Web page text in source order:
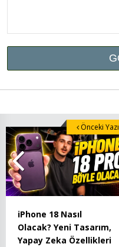
iPhone 18 Nasıl
Olacak? Yeni Tasarım,
Yapay Zeka Özellikleri
Önceki Yazı